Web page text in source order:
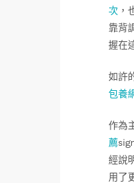
次 ，
靠背
握在
如許
包養
作為
薦
經說
用了